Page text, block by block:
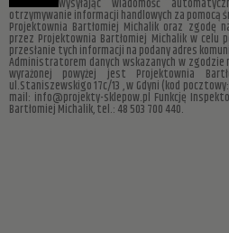
otrzymywanie informacji handlowych za pomocą
Projektownia Bartłomiej Michalik oraz zgodę
przez Projektownia Bartłomiej Michalik w
przesłanie tych informacji na podany adres
Administratorem danych wskazanych w zgodzie
wyrażonej powyżej jest Projektownia
ul.Staniszewskigo 17c/13 , w Gdyni (kod
mail: info@projekty-sklepow.pl Funkcję
Bartłomiej Michalik, tel.: 48 503 700 440.